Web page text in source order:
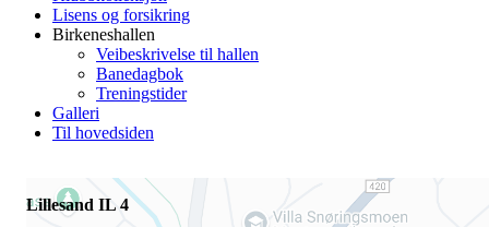
Lisens og forsikring
Birkeneshallen
Veibeskrivelse til hallen
Banedagbok
Treningstider
Galleri
Til hovedsiden
Lillesand IL 4